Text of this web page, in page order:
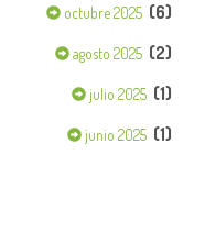
octubre 2025 (6)
agosto 2025 (2)
julio 2025 (1)
junio 2025 (1)